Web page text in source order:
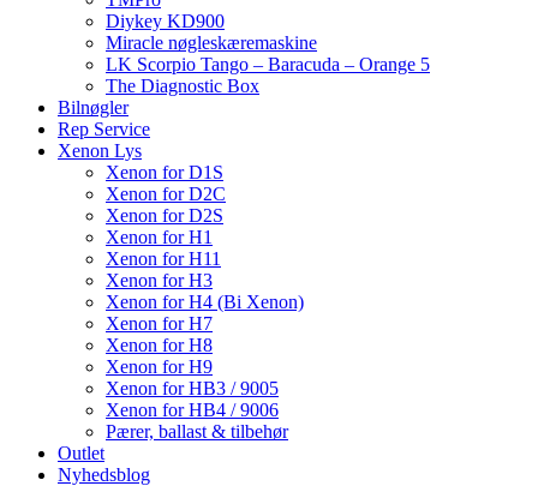
Diykey KD900
Miracle nøgleskæremaskine
LK Scorpio Tango – Baracuda – Orange 5
The Diagnostic Box
Bilnøgler
Rep Service
Xenon Lys
Xenon for D1S
Xenon for D2C
Xenon for D2S
Xenon for H1
Xenon for H11
Xenon for H3
Xenon for H4 (Bi Xenon)
Xenon for H7
Xenon for H8
Xenon for H9
Xenon for HB3 / 9005
Xenon for HB4 / 9006
Pærer, ballast & tilbehør
Outlet
Nyhedsblog